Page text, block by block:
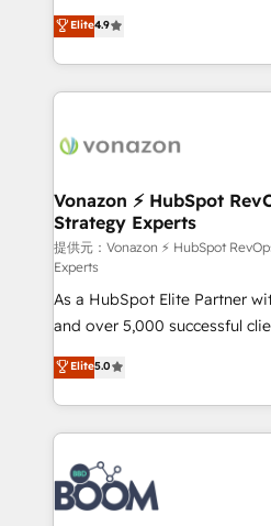
B2B à travers l’acquisition de
l'intégration CRM et le
auprès de vos comptes existants. En
l'international, nous
delà d’une simple
➤ L’intégration de CRM et de
pour aligner les équipes
support client (data
audit et maintenance) ➤ La création de sites internet
de conversion qui
opportunités d'affaires ➤ La mise en place de
stratégies d'acquisition
inbound, automatisation
emailing) Informations clés : - 10 ans d'expérience -
100+ intégrations CRM
experts conseil - 150
cumulées
Elite4.9
Vonazon ⚡ HubSpot
Strategy Experts
提供元：Vonazon ⚡ HubSpot
Experts
As a HubSpot Elite Partner
and over 5,000 successful
Vonazon turns marketing
measurable, scalable growth.
enterprise-grade campaigns,
builds scalable strategies
revenue. ⚙️ HubSpot Integration & Optimization •
Seamless CRM, CMS, and
Complex platform migrations
Elite5.0